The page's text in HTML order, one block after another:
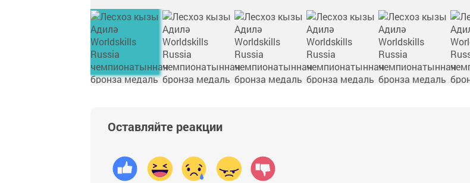
Оставляйте реакции